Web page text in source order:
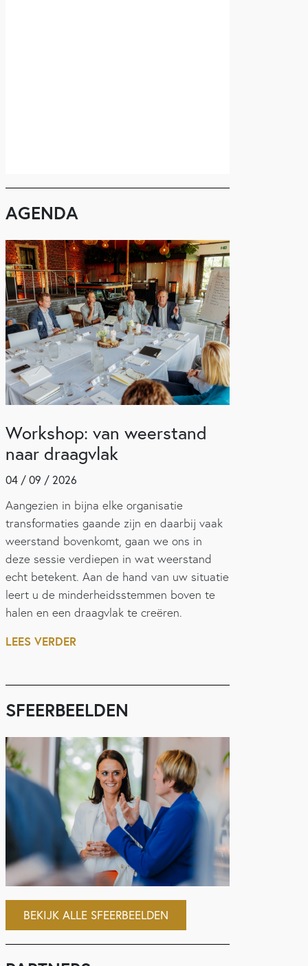
AGENDA
Workshop: van weerstand
naar draagvlak
04 / 09 / 2026
Aangezien in bijna elke organisatie
transformaties gaande zijn en daarbij vaak
weerstand bovenkomt, gaan we ons in
deze sessie verdiepen in wat weerstand
echt betekent. Aan de hand van uw situatie
leert u de minderheidsstemmen boven te
halen en een draagvlak te creëren.
LEES VERDER
SFEERBEELDEN
BEKIJK ALLE SFEERBEELDEN